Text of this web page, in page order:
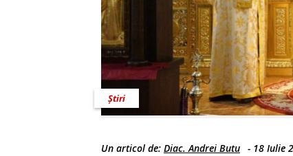
Știri
Un articol de: Diac. Andrei Butu - 18 Iulie